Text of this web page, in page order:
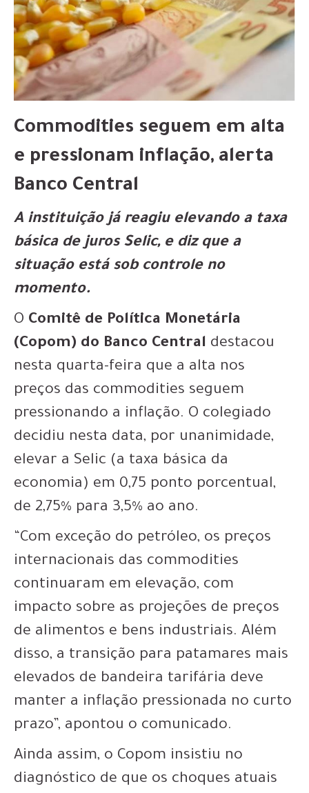
Commodities seguem em alta
e pressionam inflação, alerta
Banco Central
A instituição já reagiu elevando a taxa
básica de juros Selic, e diz que a
situação está sob controle no
momento.
O Comitê de Política Monetária
(Copom) do Banco Central destacou
nesta quarta-feira que a alta nos
preços das commodities seguem
pressionando a inflação. O colegiado
decidiu nesta data, por unanimidade,
elevar a Selic (a taxa básica da
economia) em 0,75 ponto porcentual,
de 2,75% para 3,5% ao ano.
“Com exceção do petróleo, os preços
internacionais das commodities
continuaram em elevação, com
impacto sobre as projeções de preços
de alimentos e bens industriais. Além
disso, a transição para patamares mais
elevados de bandeira tarifária deve
manter a inflação pressionada no curto
prazo”, apontou o comunicado.
Ainda assim, o Copom insistiu no
diagnóstico de que os choques atuais